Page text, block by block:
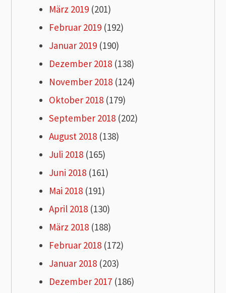
März 2019 (201)
Februar 2019 (192)
Januar 2019 (190)
Dezember 2018 (138)
November 2018 (124)
Oktober 2018 (179)
September 2018 (202)
August 2018 (138)
Juli 2018 (165)
Juni 2018 (161)
Mai 2018 (191)
April 2018 (130)
März 2018 (188)
Februar 2018 (172)
Januar 2018 (203)
Dezember 2017 (186)